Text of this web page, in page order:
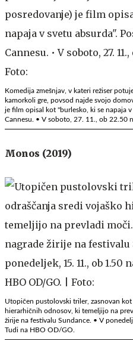
Komedija zmešnjav, v kateri režiser
kamorkoli gre, povsod najde svojo
je film opisal kot "burlesko, ki se napaja
Cannesu. • V soboto, 27. 11., ob 22.50
Monos (2019)
Utopičen pustolovski triler, zasnovan
hierarhičnih odnosov, ki temeljijo na
žirije na festivalu Sundance. • V
Tudi na HBO OD/GO.